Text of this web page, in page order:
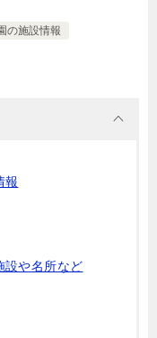
の施設情報
報
設や名所など